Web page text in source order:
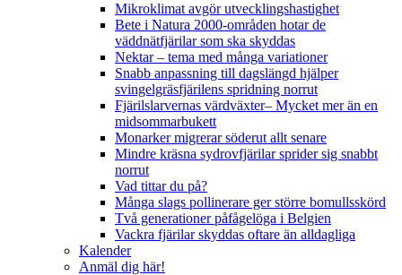
Mikroklimat avgör utvecklingshastighet
Bete i Natura 2000-områden hotar de
väddnätfjärilar som ska skyddas
Nektar – tema med många variationer
Snabb anpassning till dagslängd hjälper
svingelgräsfjärilens spridning norrut
Fjärilslarvernas värdväxter– Mycket mer än en
midsommarbukett
Monarker migrerar söderut allt senare
Mindre kräsna sydrovfjärilar sprider sig snabbt
norrut
Vad tittar du på?
Många slags pollinerare ger större bomullsskörd
Två generationer påfågelöga i Belgien
Vackra fjärilar skyddas oftare än alldagliga
Kalender
Anmäl dig här!